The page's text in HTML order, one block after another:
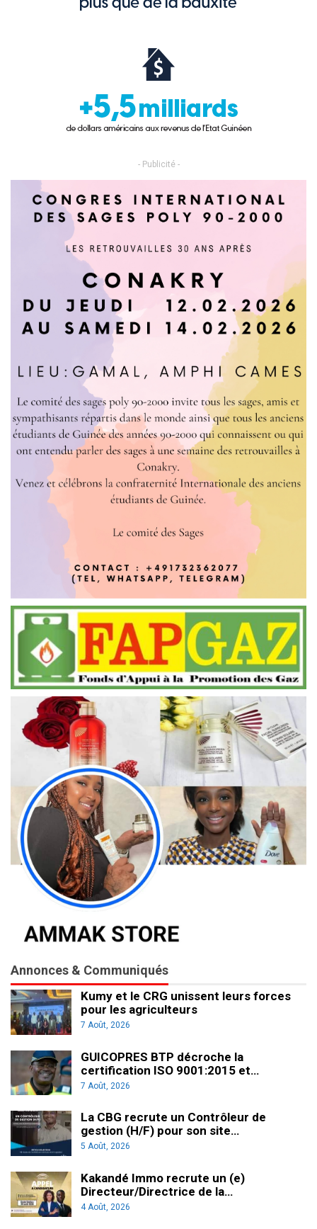
- Publicité -
Annonces & Communiqués
Kumy et le CRG unissent leurs forces
pour les agriculteurs
7 Août, 2026
GUICOPRES BTP décroche la
certification ISO 9001:2015 et…
7 Août, 2026
La CBG recrute un Contrôleur de
gestion (H/F) pour son site…
5 Août, 2026
Kakandé Immo recrute un (e)
Directeur/Directrice de la…
4 Août, 2026